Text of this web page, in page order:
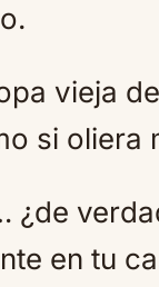
vieja
si oliera
en tu